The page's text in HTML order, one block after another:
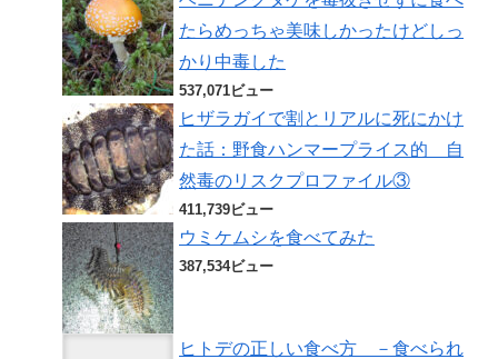
たらめっちゃ美味しかったけどしっ
かり中毒した
537,071ビュー
ヒザラガイで割とリアルに死にかけ
た話：野食ハンマープライス的 自
然毒のリスクプロファイル③
411,739ビュー
ウミケムシを食べてみた
387,534ビュー
ヒトデの正しい食べ方 －食べられ